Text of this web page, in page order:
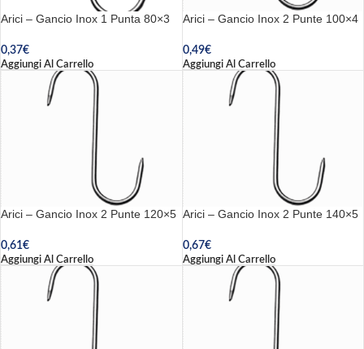
Arici – Gancio Inox 1 Punta 80×3
0,37€
Aggiungi Al Carrello
Arici – Gancio Inox 2 Punte 100×4
0,49€
Aggiungi Al Carrello
Arici – Gancio Inox 2 Punte 120×5
0,61€
Aggiungi Al Carrello
Arici – Gancio Inox 2 Punte 140×5
0,67€
Aggiungi Al Carrello